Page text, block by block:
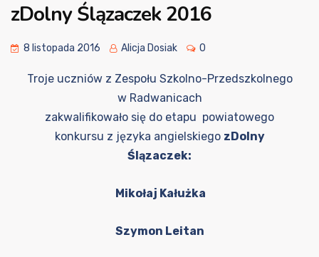
zDolny Ślązaczek 2016
8 listopada 2016 Alicja Dosiak 0
Troje uczniów z Zespołu Szkolno-Przedszkolnego
w Radwanicach
zakwalifikowało się do etapu powiatowego
konkursu z języka angielskiego zDolny
Ślązaczek:
Mikołaj Kałużka
Szymon Leitan